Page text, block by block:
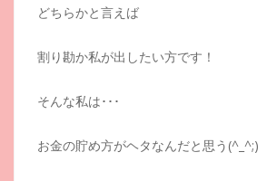
どちらかと言えば
割り勘か私が出したい方です！
そんな私は･･･
お金の貯め方がヘタなんだと思う(^_^;)